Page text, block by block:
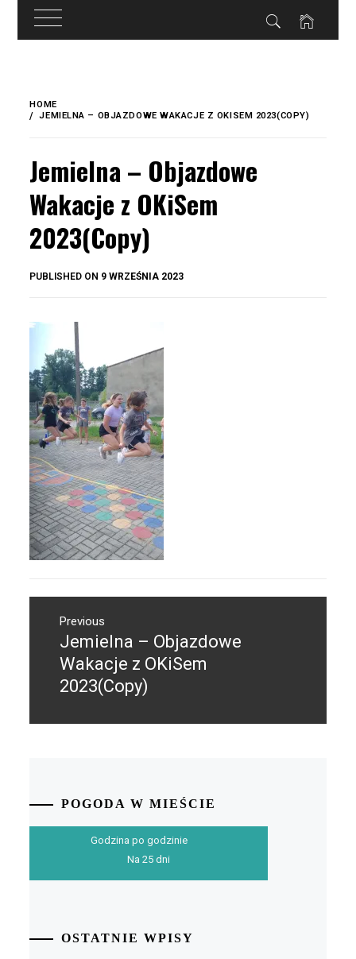
treści
content
HOME
JEMIELNA – OBJAZDOWE WAKACJE Z OKISEM 2023(COPY)
Jemielna – Objazdowe
Wakacje z OKiSem
2023(Copy)
PUBLISHED ON 9 WRZEŚNIA 2023
wpisuPrevious
Previous
post:
Jemielna – Objazdowe
Wakacje z OKiSem
2023(Copy)
POGODA W MIEŚCIE
Godzina po godzinie
Na 25 dni
OSTATNIE WPISY